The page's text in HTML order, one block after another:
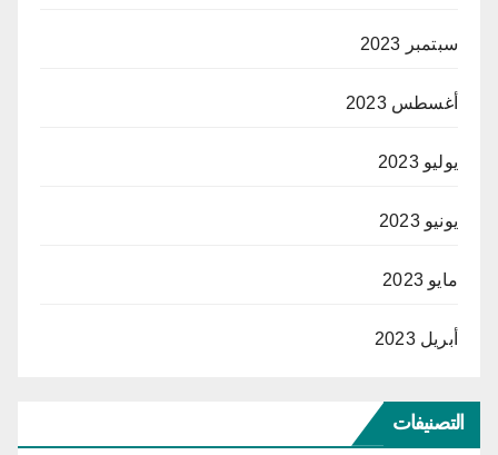
سبتمبر 2023
أغسطس 2023
يوليو 2023
يونيو 2023
مايو 2023
أبريل 2023
التصنيفات